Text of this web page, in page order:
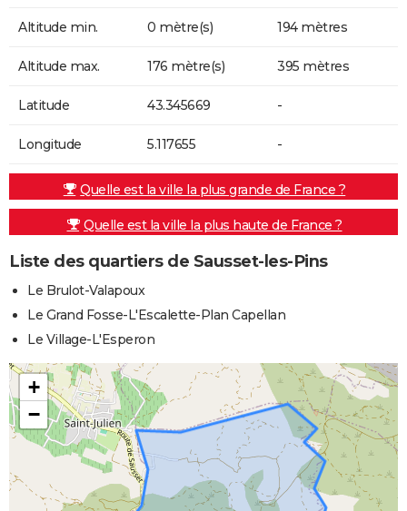
Altitude min. 0 mètre(s) 194 mètres
Altitude max. 176 mètre(s) 395 mètres
Latitude 43.345669 -
Longitude 5.117655 -
Quelle est la ville la plus grande de France ?
Quelle est la ville la plus haute de France ?
Liste des quartiers de Sausset-les-Pins
Le Brulot-Valapoux
Le Grand Fosse-L'Escalette-Plan Capellan
Le Village-L'Esperon
+
−